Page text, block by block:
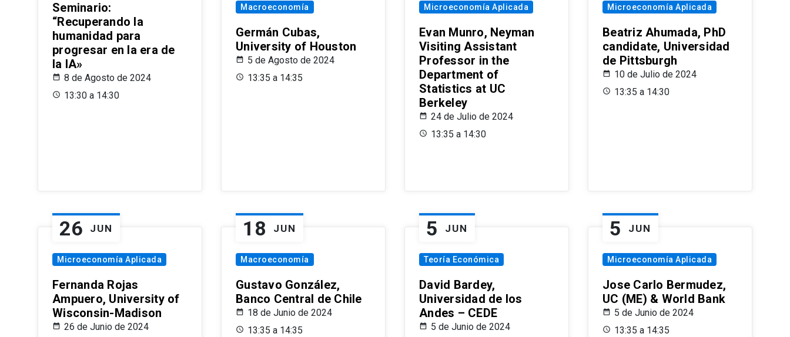
Seminario:
“Recuperando la
humanidad para
progresar en la era de
la IA»
8 de Agosto de 2024
13:30 a 14:30
Macroeconomía
Germán Cubas,
University of Houston
5 de Agosto de 2024
13:35 a 14:35
Microeconomía Aplicada
Evan Munro, Neyman
Visiting Assistant
Professor in the
Department of
Statistics at UC
Berkeley
24 de Julio de 2024
13:35 a 14:30
Microeconomía Aplicada
Beatriz Ahumada, PhD
candidate, Universidad
de Pittsburgh
10 de Julio de 2024
13:35 a 14:30
26 JUN
Microeconomía Aplicada
Fernanda Rojas
Ampuero, University of
Wisconsin-Madison
26 de Junio de 2024
18 JUN
Macroeconomía
Gustavo González,
Banco Central de Chile
18 de Junio de 2024
13:35 a 14:35
5 JUN
Teoría Económica
David Bardey,
Universidad de los
Andes – CEDE
5 de Junio de 2024
5 JUN
Microeconomía Aplicada
Jose Carlo Bermudez,
UC (ME) & World Bank
5 de Junio de 2024
13:35 a 14:35